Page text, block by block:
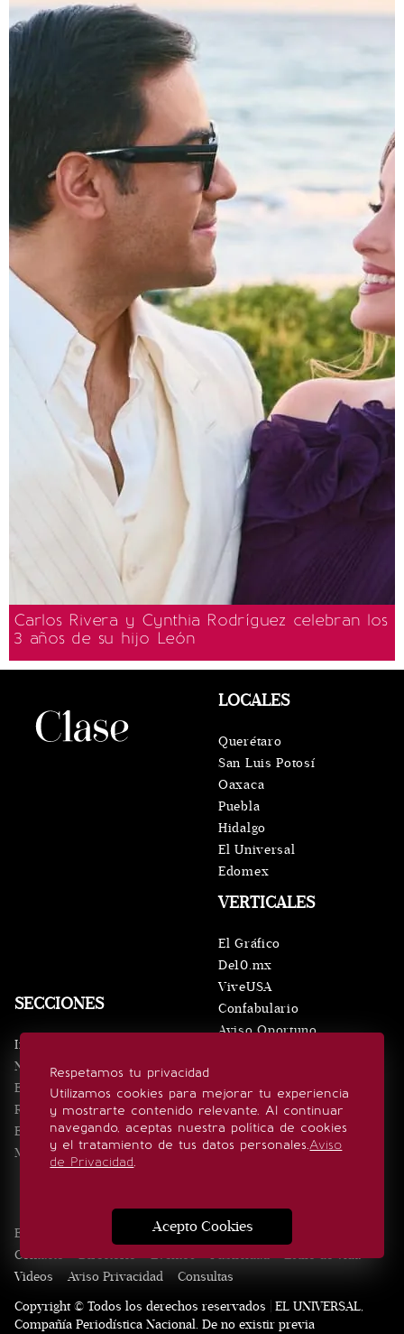
Carlos Rivera y Cynthia Rodríguez celebran los
3 años de su hijo León
Respetamos tu privacidad
Utilizamos cookies para mejorar tu experiencia
y mostrarte contenido relevante. Al continuar
navegando, aceptas nuestra política de cookies
y el tratamiento de tus datos personales.Aviso
de Privacidad.
Acepto Cookies
SECCIONES
Inicio
Noticias
Eventos
Realeza
Estilo de vida
Minuto x Minuto
VERTICALES
El Gráfico
De10.mx
ViveUSA
Confabulario
Aviso Oportuno
LOCALES
Querétaro
San Luis Potosí
Oaxaca
Puebla
Hidalgo
El Universal
Edomex
SÍGUENOS
Edición Impresa Noticias Quiénes somos
Contacto
Directorio Eventos Publicidad
Estilo de vida
Videos
Aviso Privacidad
Consultas
Copyright © Todos los derechos reservados | EL UNIVERSAL,
Compañía Periodística Nacional. De no existir previa